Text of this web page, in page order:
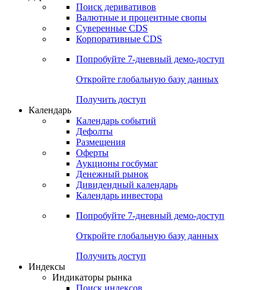
Откройте глобальную базу данных
Получить доступ
Деривативы
Валютные и процентные свопы
Корпоративные CDS
Попробуйте7-дневный
Откройте глобальную базу данных
Получить доступ
Календарь
Календарь событий
Дефолты
Размещения
Оферты
Денежный рынок
Календарь инвестора
Попробуйте7-дневный
Откройте глобальную базу данных